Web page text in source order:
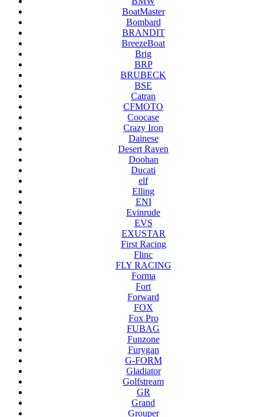
BoatMaster
Bombard
BRANDIT
BreezeBoat
Brig
BRP
BRUBECK
BSE
Catran
CFMOTO
Coocase
Crazy Iron
Dainese
Desert Raven
Doohan
Ducati
elf
Elling
ENI
Evinrude
EVS
EXUSTAR
First Racing
Flinc
FLY RACING
Forma
Fort
Forward
FOX
Fox Pro
FUBAG
Funzone
Furygan
G-FORM
Gladiator
Golfstream
GR
Grand
Grouper